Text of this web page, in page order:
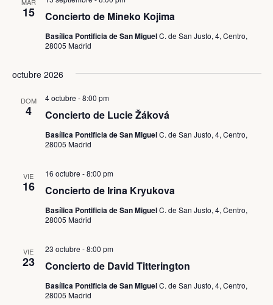
vistas
de
15 Concierto de Mineko Kojima
Basílica Pontificia de San MiguelC. de San Justo, 4, Centro,
28005 Madrid
octubre 2026
DOM
4 Concierto de Lucie Žáková
4 octubre - 8:00 pm
Basílica Pontificia de San MiguelC. de San Justo, 4, Centro,
28005 Madrid
VIE
16 Concierto de Irina Kryukova
16 octubre - 8:00 pm
Basílica Pontificia de San MiguelC. de San Justo, 4, Centro,
28005 Madrid
VIE
23 Concierto de David Titterington
23 octubre - 8:00 pm
Basílica Pontificia de San MiguelC. de San Justo, 4, Centro,
28005 Madrid